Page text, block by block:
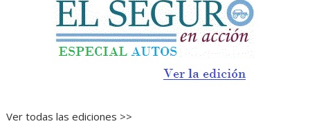
Ver todas las ediciones >>